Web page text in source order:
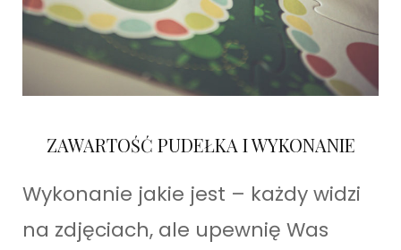
ZAWARTOŚĆ PUDEŁKA I WYKONANIE
Wykonanie jakie jest – każdy widzi
na zdjęciach, ale upewnię Was